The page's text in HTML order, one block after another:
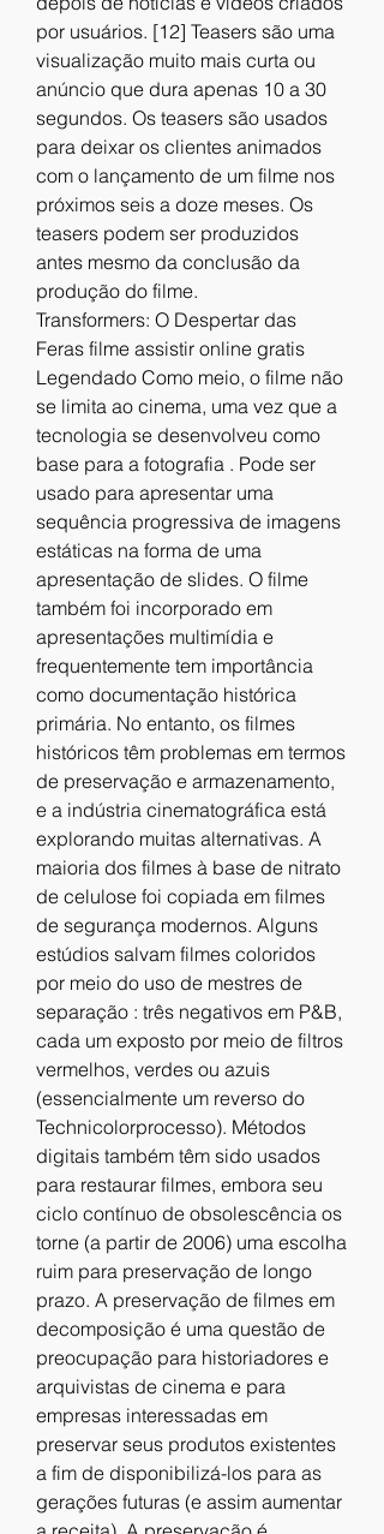
por usuários. [12] Teasers são uma
visualização muito mais curta ou
anúncio que dura apenas 10 a 30
segundos. Os teasers são usados ​​
para deixar os clientes animados
com o lançamento de um filme nos
próximos seis a doze meses. Os
teasers podem ser produzidos
antes mesmo da conclusão da
produção do filme.
Transformers: O Despertar das
Feras filme assistir online gratis
Legendado Como meio, o filme não
se limita ao cinema, uma vez que a
tecnologia se desenvolveu como
base para a fotografia . Pode ser
usado para apresentar uma
sequência progressiva de imagens
estáticas na forma de uma
apresentação de slides. O filme
também foi incorporado em
apresentações multimídia e
frequentemente tem importância
como documentação histórica
primária. No entanto, os filmes
históricos têm problemas em termos
de preservação e armazenamento,
e a indústria cinematográfica está
explorando muitas alternativas. A
maioria dos filmes à base de nitrato
de celulose foi copiada em filmes
de segurança modernos. Alguns
estúdios salvam filmes coloridos
por meio do uso de mestres de
separação : três negativos em P&B,
cada um exposto por meio de filtros
vermelhos, verdes ou azuis
(essencialmente um reverso do
Technicolorprocesso). Métodos
digitais também têm sido usados ​​
para restaurar filmes, embora seu
ciclo contínuo de obsolescência os
torne (a partir de 2006) uma escolha
ruim para preservação de longo
prazo. A preservação de filmes em
decomposição é uma questão de
preocupação para historiadores e
arquivistas de cinema e para
empresas interessadas em
preservar seus produtos existentes
a fim de disponibilizá-los para as
gerações futuras (e assim aumentar